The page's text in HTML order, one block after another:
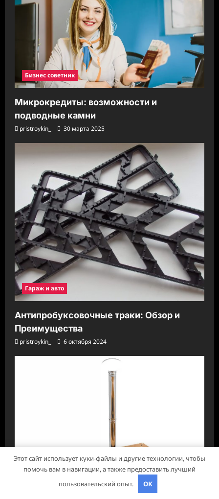
Бизнес советник
Микрокредиты: возможности и
подводные камни
pristroykin_ 30 марта 2025
Гараж и авто
Антипробуксовочные траки: Обзор и
Преимущества
pristroykin_ 6 октября 2024
Этот сайт использует куки-файлы и другие технологии, чтобы
помочь вам в навигации, а также предоставить лучший
пользовательский опыт.
OK